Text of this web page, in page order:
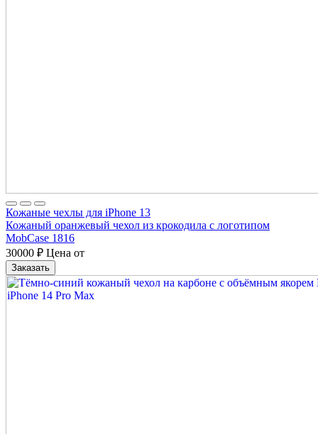
Кожаные чехлы для iPhone 13
Кожаный оранжевый чехол из крокодила с логотипом
MobCase 1816
30000 ₽ Цена от
Заказать